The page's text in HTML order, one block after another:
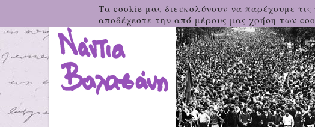
Τα cookie μας διευκολύνουν να παρέχουμε τις
αποδέχεστε την από μέρους μας χρήση των